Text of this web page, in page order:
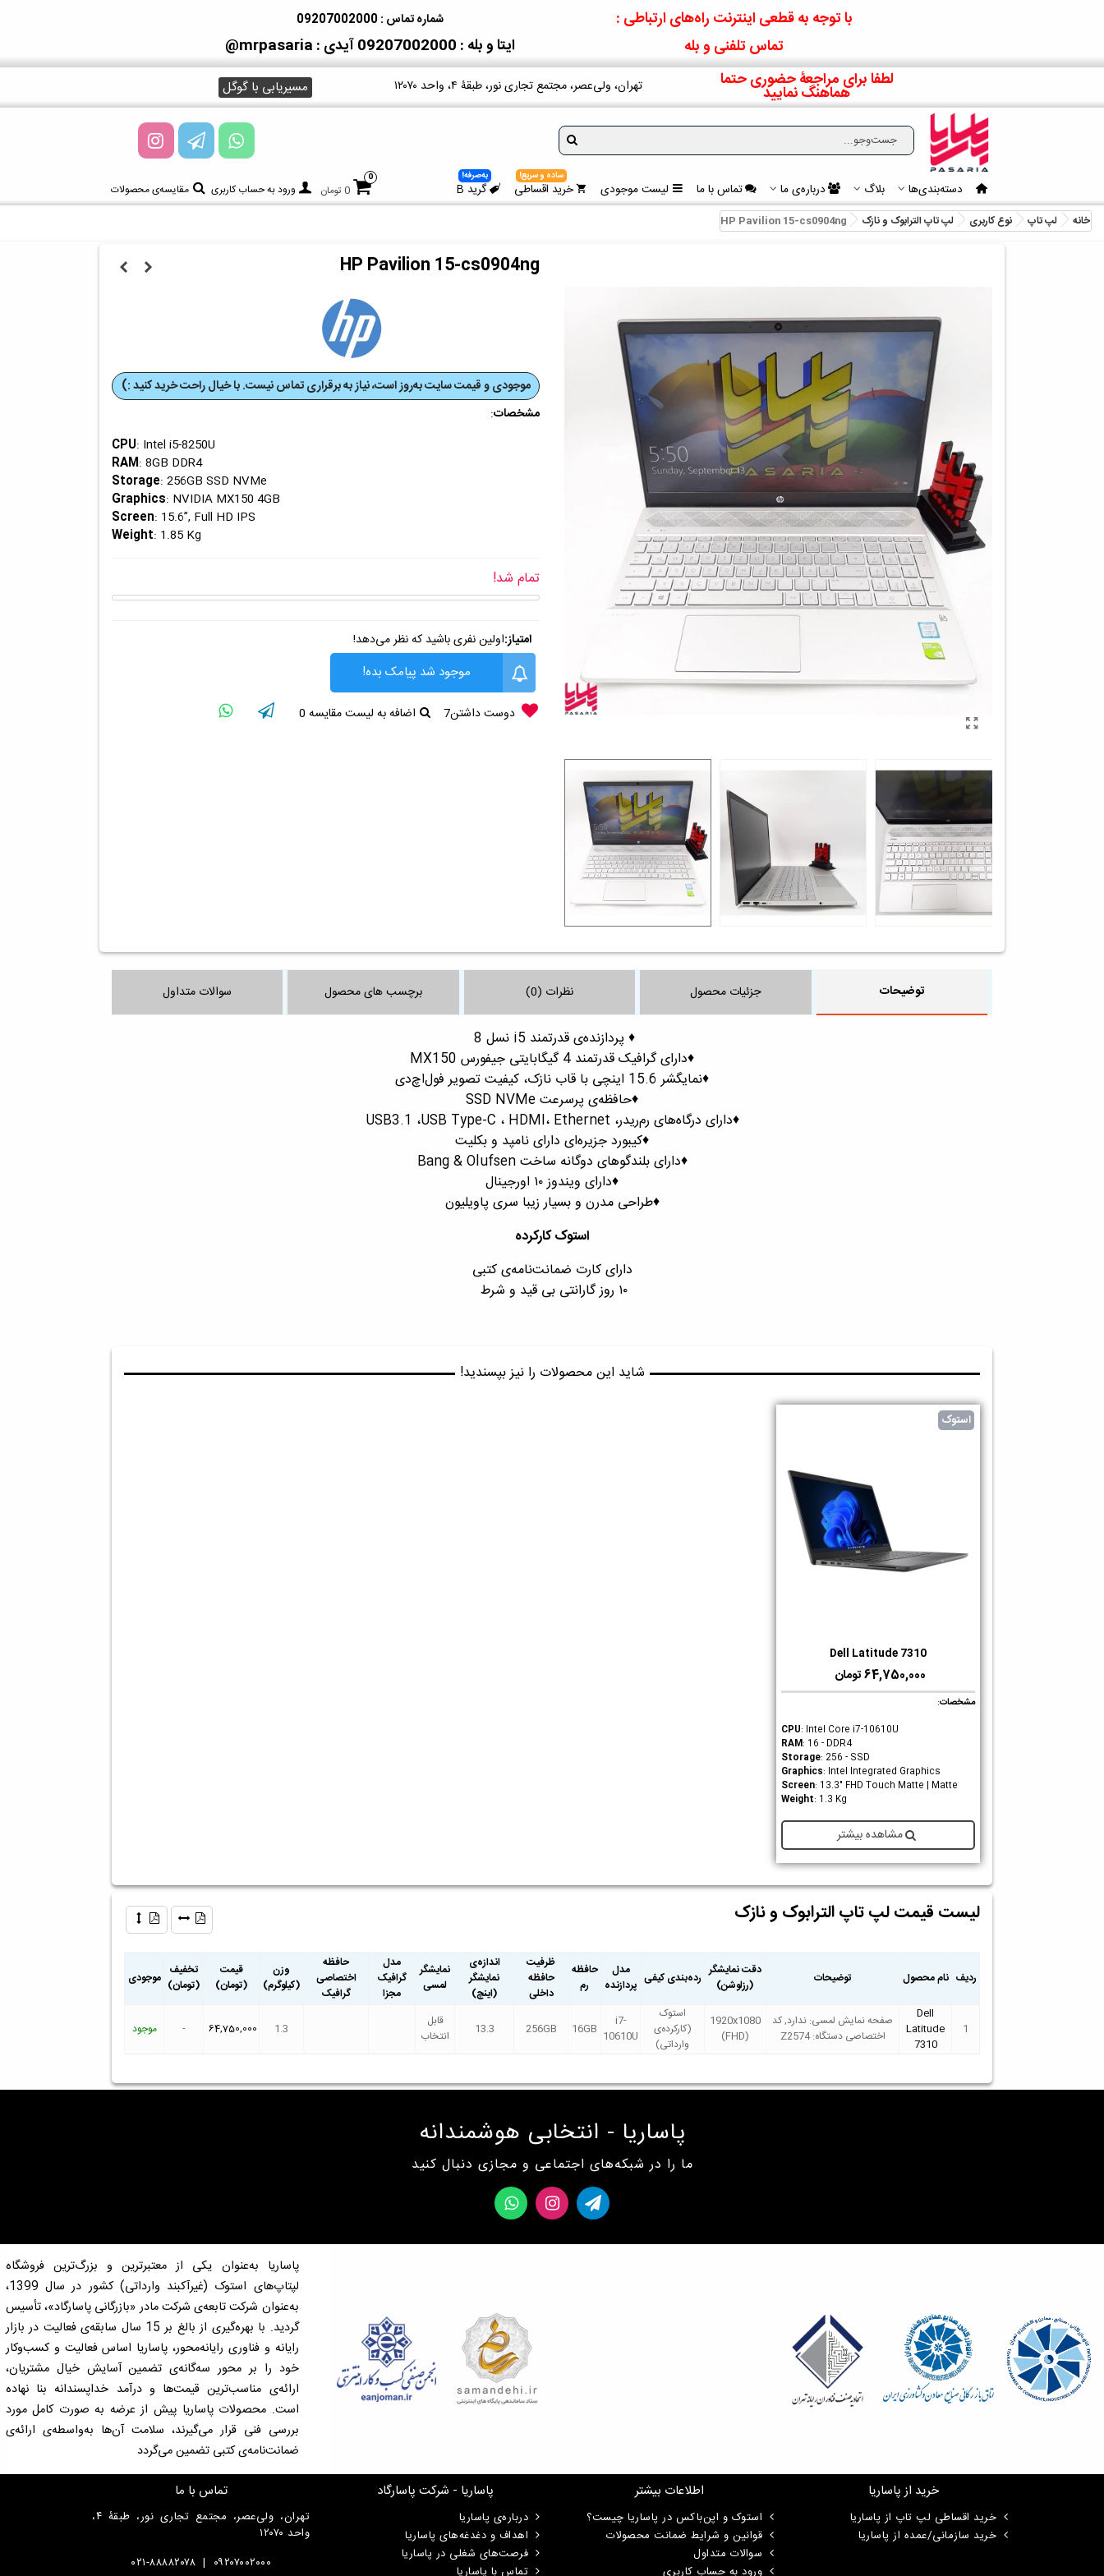
با توجه به قطعی اینترنت راه‌های ارتباطی :
تماس تلفنی و بله
شماره تماس : 09207002000
ایتا و بله : 09207002000
آیدی : mrpasaria@
لطفا برای مراجعۀ حضوری حتما
هماهنگ نمایید تهران، ولی‌عصر، مجتمع تجاری نور، طبقۀ ۴، واحد ۱۲۰۷۰ مسیریابی با گوگل
دسته‌بندی‌ها بلاگ درباره‌ی ما تماس با ما لیست موجودی خرید اقساطی
ساده و سریع!
گرید B
به‌صرفه! 0
0 تومان ورود به حساب کاربری
مقایسه‌ی محصولات
خانه
لپ تاپ نوع کاربری لپ تاپ الترابوک و نازک HP Pavilion 15-cs0904ng
HP Pavilion 15-cs0904ng
موجودی و قیمت‌ سایت به‌روز است، نیاز به برقراری تماس نیست. با خیال راحت خرید کنید :)
مشخصات:
CPU: Intel i5-8250U
RAM: 8GB DDR4
Storage: 256GB SSD NVMe
Graphics: NVIDIA MX150 4GB
Screen: 15.6”, Full HD IPS
Weight: 1.85 Kg
تمام شد!
امتیاز:اولین نفری باشید که نظر می‌دهد!
موجود شد پیامک بده!
دوست داشتن7 اضافه به لیست مقایسه 0
توضیحات جزئیات محصول نظرات (0) برچسب های محصول سوالات متداول
♦️ پردازنده‌ی قدرتمند i5 نسل 8
♦️دارای گرافیک قدرتمند 4 گیگابایتی جیفورس MX150
♦️نمایگشر 15.6 اینچی با قاب نازک، کیفیت تصویر فول‌اچ‎‌دی
♦️حافظه‌ی پرسرعت SSD NVMe
♦️دارای درگاه‌های رم‌ریدر، USB3.1 ،USB Type-C ، HDMI، Ethernet
♦️کیبورد جزیره‌ای دارای نامپد و بکلیت
♦️دارای بلندگوهای دوگانه ساخت Bang & Olufsen
♦️دارای ویندوز ١٠ اورجینال
♦️طراحی مدرن و بسیار زیبا سری پاویلیون
استوک کارکرده
دارای کارت ضمانت‌نامه‌ی کتبی
۱۰ روز گارانتی بی قید و شرط
شاید این محصولات را نیز بپسندید!
استوک
دوست داشتن
Dell Latitude 7310
64,750,000 تومان
مشخصات:
CPU: Intel Core i7-10610U
RAM: 16 - DDR4
Storage: 256 - SSD
Graphics: Intel Integrated Graphics
Screen: 13.3" FHD Touch Matte | Matte
Weight: 1.3 Kg
مشاهده بیشتر
لیست قیمت لپ تاپ الترابوک و نازک
ردیف نام محصول توضیحات
دقت نمایشگر
(رزلوشن)
رده‌بندی کیفی
مدل
پردازنده
حافظه
رم
ظرفیت
حافظه
داخلی
اندازه‌ی
نمایشگر
(اینچ)
نمایشگر
لمسی
مدل
گرافیک
مجزا
حافظه
اختصاصی
گرافیک
وزن
(کیلوگرم)
قیمت
(تومان)
تخفیف
(تومان) موجودی
1
Dell
Latitude
7310
صفحه نمایش لمسی: ندارد, کد
اختصاصی دستگاه: Z2574
1920x1080
(FHD)
استوک
(کارکرده‌ی
وارداتی)
i7-
10610U
16GB
256GB
13.3
قابل
انتخاب
1.3
64,750,000
- موجود
پاساریا - انتخابی هوشمندانه
ما را در شبکه‌های اجتماعی و مجازی دنبال کنید
پاساریا به‌عنوان یکی از معتبرترین و بزرگ‌ترین فروشگاه
لپتاپ‌های استوک (غیرآکبند وارداتی) کشور در سال 1399،
به‌عنوان شرکت تابعه‌ی شرکت مادر «بازرگانی پاسارگاد»، تأسیس
گردید. با بهره‌گیری از بالغ بر 15 سال سابقه‌ی فعالیت در بازار
رایانه و فناوری رایانه‌محور، پاساریا اساس فعالیت و کسب‌وکار
خود را بر محور سه‌گانه‌ی تضمین آسایش خیال مشتریان،
ارائه‌ی مناسب‌ترین قیمت‌ها و درآمد خداپسندانه بنا نهاده
است. محصولات پاساریا پیش از عرضه به صورت کامل مورد
بررسی فنی قرار می‌گیرند، سلامت آن‌ها به‌واسطه‌ی ارائه‌ی
ضمانت‌نامه‌ی کتبی تضمین می‌گردد
خرید از پاساریا
خرید اقساطی لپ تاپ از پاساریا
خرید سازمانی/عمده از پاساریا
اطلاعات بیشتر
استوک و اپن‌باکس در پاساریا چیست؟
قوانین و شرایط ضمانت محصولات
سوالات متداول
ورود به حساب کاربری
پاساریا - شرکت پاسارگاد
درباره‌ی پاساریا
اهداف و دغدغه‌های پاساریا
فرصت‌های شغلی در پاساریا
تماس با پاساریا
تماس با ما
تهران، ولی‌عصر، مجتمع تجاری نور، طبقۀ ۴،
واحد ۱۲۰۷۰
۰۹۲۰۷۰۰۲۰۰۰ | ۰۲۱-۸۸۸۸۲۰۷۸